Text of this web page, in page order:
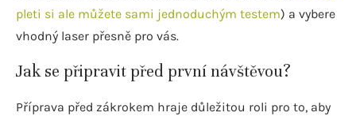
pleti si ale můžete sami jednoduchým testem) a vybere
vhodný laser přesně pro vás.
Jak se připravit před první návštěvou?
Příprava před zákrokem hraje důležitou roli pro to, aby